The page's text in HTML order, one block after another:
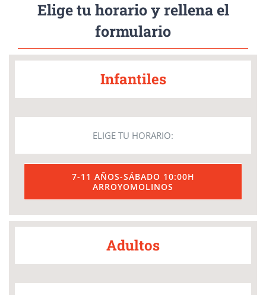
Elige tu horario y rellena el
formulario
Infantiles
ELIGE TU HORARIO:
7-11 AÑOS-SÁBADO 10:00H
ARROYOMOLINOS
Adultos